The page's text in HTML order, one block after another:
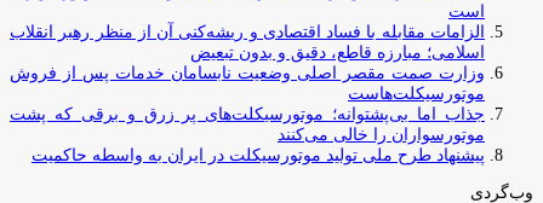
است
الزامات مقابله با فساد اقتصادی و ریشه‌کنی آن از منظر رهبر انقلاب
اسلامی؛ مبارزه قاطع، دقیق و بدون تبعیض
وزارت صمت مقصر اصلی وضعیت نابسامان خدمات پس از فروش
موتورسیکلت‌هاست
جذاب اما بی‌پشتوانه؛ موتورسیکلت‌های پر زرق‌ و برقی که پشت
موتورسواران را خالی می‌کنند
پیشنهاد طرح ملی تولید موتورسیکلت در ایران به واسطه حاکمیت
وب‌گردی